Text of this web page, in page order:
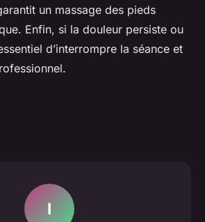
un massage des pieds
Enfin, si la douleur persiste ou
d’interrompre la séance et
I